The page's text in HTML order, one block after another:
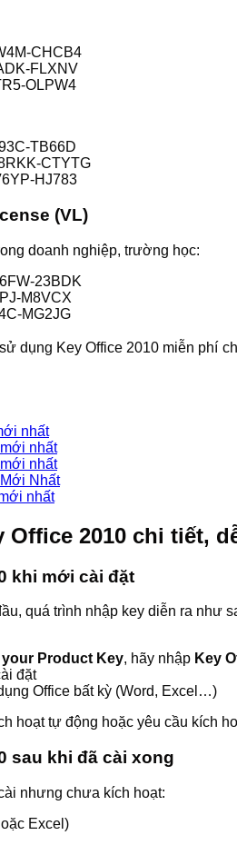
CHCB4
FLXNV
OLPW4
TB66D
CTYTG
HJ783
(VL)
doanh nghiệp, trường học:
23BDK
M8VCX
MG2JG
dụng Key Office 2010 miễn phí
nhất
nhất
nhất
Nhất
nhất
2010 chi tiết,
khi mới cài đặt
quá trình nhập key diễn ra như
your Product Key, hãy nhập Key
đặt
Office bất kỳ (Word, Excel…)
hoạt tự động hoặc yêu cầu kích
sau khi đã cài xong
nhưng chưa kích hoạt:
Excel)